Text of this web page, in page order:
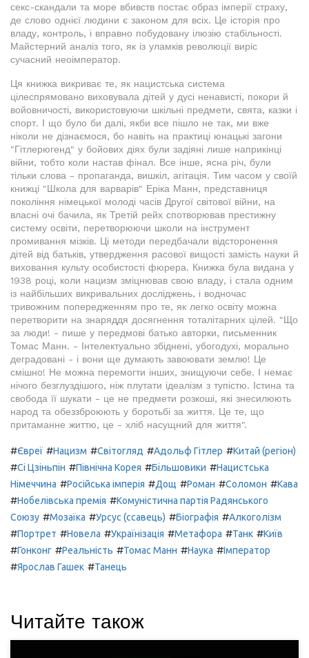
секс-скандали та море вбивств постає образ імперії страху,
де слово однієї людини є законом для всіх. Це історія про
владу, контроль, і вправно побудовану ілюзію стабільності.
Майстерний аналіз того, як із уламків революції виріс
сучасний неоімператор.
Ця книжка викриває те, як нацистська система
цілеспрямовано виховувала дітей у дусі ненависті, покори й
войовничості, використовуючи шкільні предмети, свята, казки і
спорт. І що було би далі, якби все пішло не так, ми вже
ніколи не дізнаємося, бо навіть на практиці юнацькі загони
"Гітлерюгенд" у бойових діях були задіяні лише наприкінці
війни, тобто коли настав фінал. Все інше, ясна річ, були
тільки слова - пропаганда, вишкіл, агітація. Тим часом у своїй
книжці "Школа для варварів" Еріка Манн, представниця
покоління німецької молоді часів Другої світової війни, на
власні очі бачила, як Третій рейх спотворював престижну
систему освіти, перетворюючи школи на інструмент
промивання мізків. Ці методи передбачали відсторонення
дітей від батьків, утвердження расової вищості замість науки й
виховання культу особистості фюрера. Книжка була видана у
1938 році, коли нацизм зміцнював свою владу, і стала одним
із найбільших викривальних досліджень, і водночас
тривожним попередженням про те, як легко освіту можна
перетворити на знаряддя досягнення тоталітарних цілей. "Що
за люди! - пише у передмові батько авторки, письменник
Томас Манн. - Інтелектуально збіднені, убогодухі, морально
деградовані - і вони ще думають завоювати землю! Це
смішно! Не можна перемогти інших, знищуючи себе. І немає
нічого безглуздішого, ніж плутати ідеалізм з тупістю. Істина та
свобода її шукати - це не предмети розкоші, які знесилюють
народ та обеззброюють у боротьбі за життя. Це те, що
притаманне життю, це - хліб насущний для життя".
#Євреї #Нацизм #Світогляд #Адольф Гітлер #Китай (регіон)
#Сі Цзіньпін #Північна Корея #Більшовики #Нацистська
Німеччина #Російська імперія #Дощ #Роман #Соломон #Кава
#Нобелівська премія #Комуністична партія Радянського
Союзу #Мозаїка #Урсус (ссавець) #Біографія #Алкоголізм
#Портрет #Новела #Українізація #Метафора #Танк #Київ
#Гонконг #Реальність #Томас Манн #Наука #Імператор
#Ярослав Гашек #Танець
Читайте також